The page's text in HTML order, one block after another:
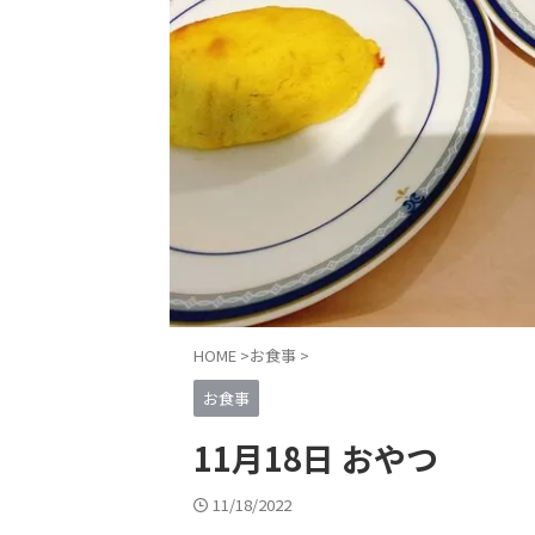
HOME >お食事 >
お食事
11月18日 おやつ
11/18/2022